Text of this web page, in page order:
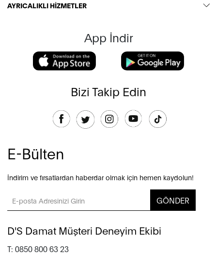
AYRICALIKLI HİZMETLER
App İndir
Bizi Takip Edin
E-Bülten
İndirim ve fırsatlardan haberdar olmak için hemen kaydolun!
GÖNDER
D'S Damat Müşteri Deneyim Ekibi
T: 0850 800 63 23